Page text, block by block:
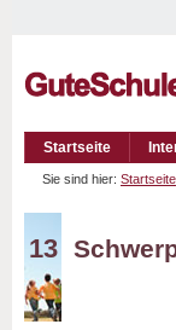
Startseite
Sie sind hier: Startseite
13